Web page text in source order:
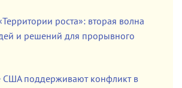
роста»: вторая волна
и решений для прорывного
США поддерживают конфликт в